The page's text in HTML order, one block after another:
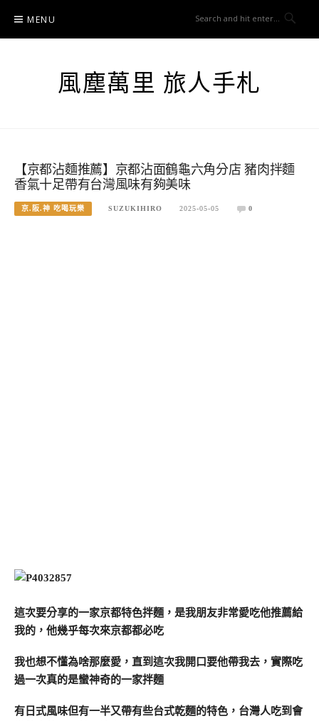
content
MENU
風塵萬里 旅人手札
【京都沾麵推薦】京都沾面鶴龜六角分店 豬肉拌麵
香氣十足帶有台灣風味有夠美味
京.阪.神 吃喝玩樂 SUZUKIHIRO 2025-05-05 0
這次要分享的一家京都特色拌麵，是我朋友非常愛吃他推薦給
我的，他幾乎每次來京都都必吃
我也想不懂為啥那麼愛，直到這次我開口要他帶我去，實際吃
過一次真的是蠻神奇的一家拌麵
有日式風味但有一半又帶有些台式乾麵的特色，台灣人吃到會